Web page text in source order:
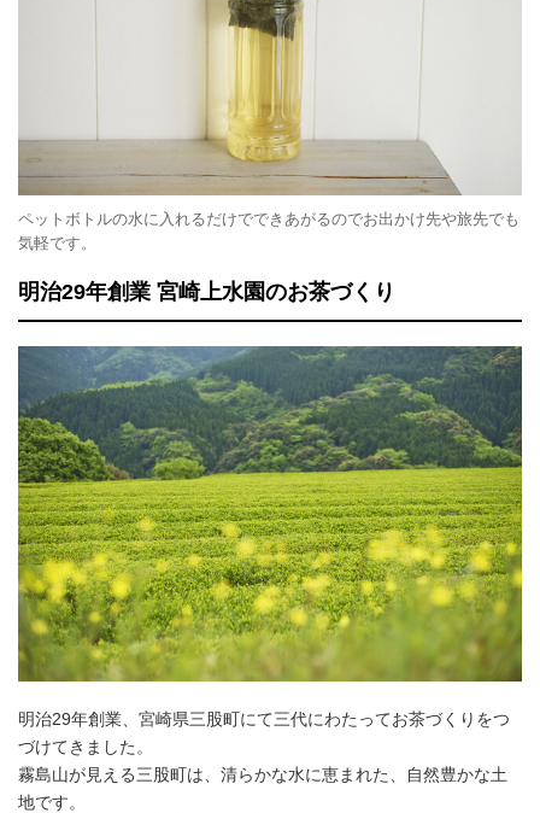
ペットボトルの水に入れるだけでできあがるのでお出かけ先や旅先でも
気軽です。
明治29年創業 宮崎上水園のお茶づくり
明治29年創業、宮崎県三股町にて三代にわたってお茶づくりをつ
づけてきました。
霧島山が見える三股町は、清らかな水に恵まれた、自然豊かな土
地です。